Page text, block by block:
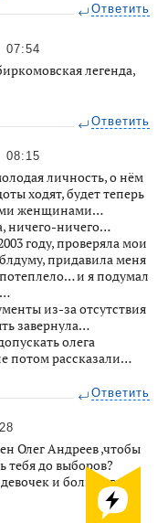
Ответить
07:54
легенда,
Ответить
08:15
личность, о нём
ходят, будет теперь
женщинами…
ничего-ничего…
году, проверяла мои
придавила меня
и я подумал
из-за отсутствия
завернула…
олега
потом рассказали…
Ответить
Олег Андреев ,чтобы
тебя до выборов?
и большого